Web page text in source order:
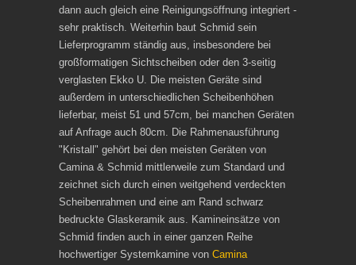
dann auch gleich eine Reinigungsöffnung integriert -
sehr praktisch. Weiterhin baut Schmid sein
Lieferprogramm ständig aus, insbesondere bei
großformatigen Sichtscheiben oder den 3-seitig
verglasten Ekko U. Die meisten Geräte sind
außerdem in unterschiedlichen Scheibenhöhen
lieferbar, meist 51 und 57cm, bei manchen Geräten
auf Anfrage auch 80cm. Die Rahmenausführung
"Kristall" gehört bei den meisten Geräten von
Camina & Schmid mittlerweile zum Standard und
zeichnet sich durch einen weitgehend verdeckten
Scheibenrahmen und eine am Rand schwarz
bedruckte Glaskeramik aus. Kamineinsätze von
Schmid finden auch in einer ganzen Reihe
hochwertiger Systemkamine von Camina